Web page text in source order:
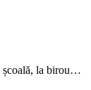
școală, la birou…